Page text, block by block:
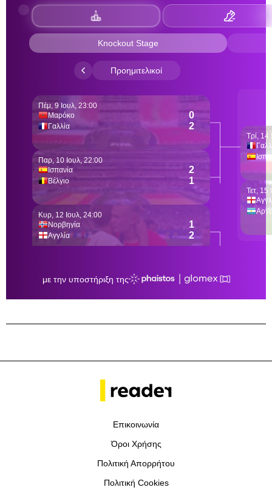
Επικοινωνία
Όροι Χρήσης
Πολιτική Απορρήτου
Πολιτική Cookies